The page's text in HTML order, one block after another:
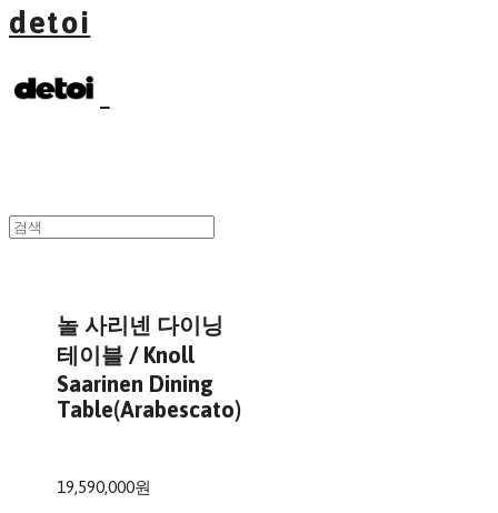
detoi
놀 사리넨 다이닝
테이블 / Knoll
Saarinen Dining
Table(Arabescato)
19,590,000원